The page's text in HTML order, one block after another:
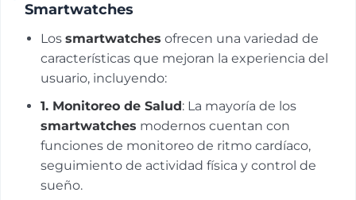
Smartwatches
Los smartwatches ofrecen una variedad de
características que mejoran la experiencia del
usuario, incluyendo:
1. Monitoreo de Salud: La mayoría de los
smartwatches modernos cuentan con
funciones de monitoreo de ritmo cardíaco,
seguimiento de actividad física y control de
sueño.